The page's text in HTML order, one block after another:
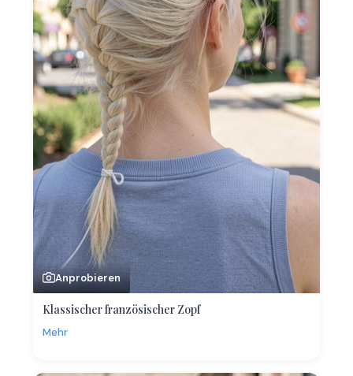
Anprobieren
Klassischer französischer Zopf
Mehr